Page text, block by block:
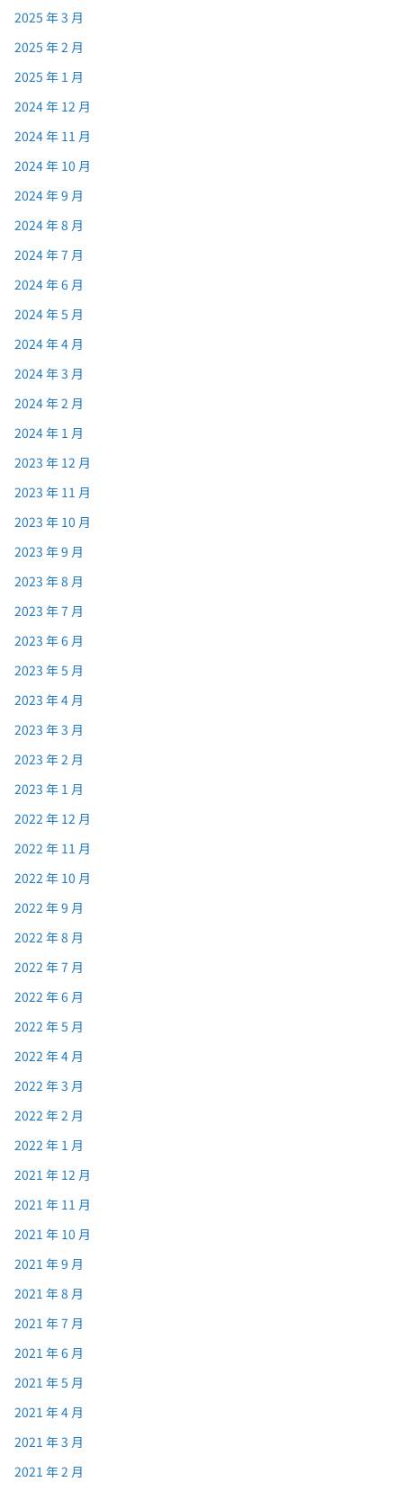
2025 年 3 月
2025 年 2 月
2025 年 1 月
2024 年 12 月
2024 年 11 月
2024 年 10 月
2024 年 9 月
2024 年 8 月
2024 年 7 月
2024 年 6 月
2024 年 5 月
2024 年 4 月
2024 年 3 月
2024 年 2 月
2024 年 1 月
2023 年 12 月
2023 年 11 月
2023 年 10 月
2023 年 9 月
2023 年 8 月
2023 年 7 月
2023 年 6 月
2023 年 5 月
2023 年 4 月
2023 年 3 月
2023 年 2 月
2023 年 1 月
2022 年 12 月
2022 年 11 月
2022 年 10 月
2022 年 9 月
2022 年 8 月
2022 年 7 月
2022 年 6 月
2022 年 5 月
2022 年 4 月
2022 年 3 月
2022 年 2 月
2022 年 1 月
2021 年 12 月
2021 年 11 月
2021 年 10 月
2021 年 9 月
2021 年 8 月
2021 年 7 月
2021 年 6 月
2021 年 5 月
2021 年 4 月
2021 年 3 月
2021 年 2 月